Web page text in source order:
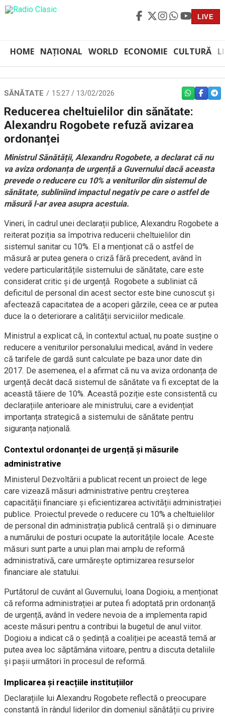
LIVE
HOME NAȚIONAL WORLD ECONOMIE CULTURĂ
SĂNĂTATE 15:27 / 13/02/2026 WHATSAPP
Reducerea cheltuielilor din sănătate:
Alexandru Rogobete refuză avizarea
ordonanței
Ministrul Sănătății, Alexandru Rogobete, a declarat că nu
va aviza ordonanța de urgență a Guvernului dacă aceasta
prevede o reducere cu 10% a veniturilor din sistemul de
sănătate, subliniind impactul negativ pe care o astfel de
măsură l-ar avea asupra acestuia.
Vineri, în cadrul unei declarații publice, Alexandru Rogobete a
reiterat poziția sa împotriva reducerii cheltuielilor din
sistemul sanitar cu 10%. El a menționat că o astfel de
măsură ar putea genera o criză fără precedent, având în
vedere particularitățile sistemului de sănătate, care este
considerat critic și de urgență. Rogobete a subliniat că
deficitul de personal din acest sector este bine cunoscut și
afectează capacitatea de a acoperi gărzile, ceea ce ar putea
duce la o deteriorare a calității serviciilor medicale.
Ministrul a explicat că, în contextul actual, nu poate susține o
reducere a veniturilor personalului medical, având în vedere
că tarifele de gardă sunt calculate pe baza unor date din
2017. De asemenea, el a afirmat că nu va aviza ordonanța de
urgență decât dacă sistemul de sănătate va fi exceptat de la
această tăiere de 10%. Această poziție este consistentă cu
declarațiile anterioare ale ministrului, care a evidențiat
importanța strategică a sistemului de sănătate pentru
siguranța națională.
Contextul ordonanței de urgență și măsurile
administrative
Ministerul Dezvoltării a publicat recent un proiect de lege
care vizează măsuri administrative pentru creșterea
capacității financiare și eficientizarea activității administrației
publice. Proiectul prevede o reducere cu 10% a cheltuielilor
de personal din administrația publică centrală și o diminuare
a numărului de posturi ocupate la autoritățile locale. Aceste
măsuri sunt parte a unui plan mai amplu de reformă
administrativă, care urmărește optimizarea resurselor
financiare ale statului.
Purtătorul de cuvânt al Guvernului, Ioana Dogioiu, a menționat
că reforma administrației ar putea fi adoptată prin ordonanță
de urgență, având în vedere nevoia de a implementa rapid
aceste măsuri pentru a contribui la bugetul de anul viitor.
Dogioiu a indicat că o ședință a coaliției pe această temă ar
putea avea loc săptămâna viitoare, pentru a discuta detaliile
și pașii următori în procesul de reformă.
Implicarea și reacțiile instituțiilor
Declarațiile lui Alexandru Rogobete reflectă o preocupare
constantă în rândul liderilor din domeniul sănătății cu privire